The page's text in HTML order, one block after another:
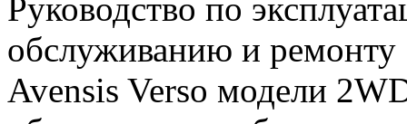
Руководство по
обслуживанию и
Avensis Verso модели